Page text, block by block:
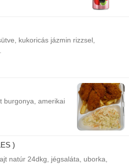
kukoricás jázmin rizzsel,
burgonya, amerikai
)